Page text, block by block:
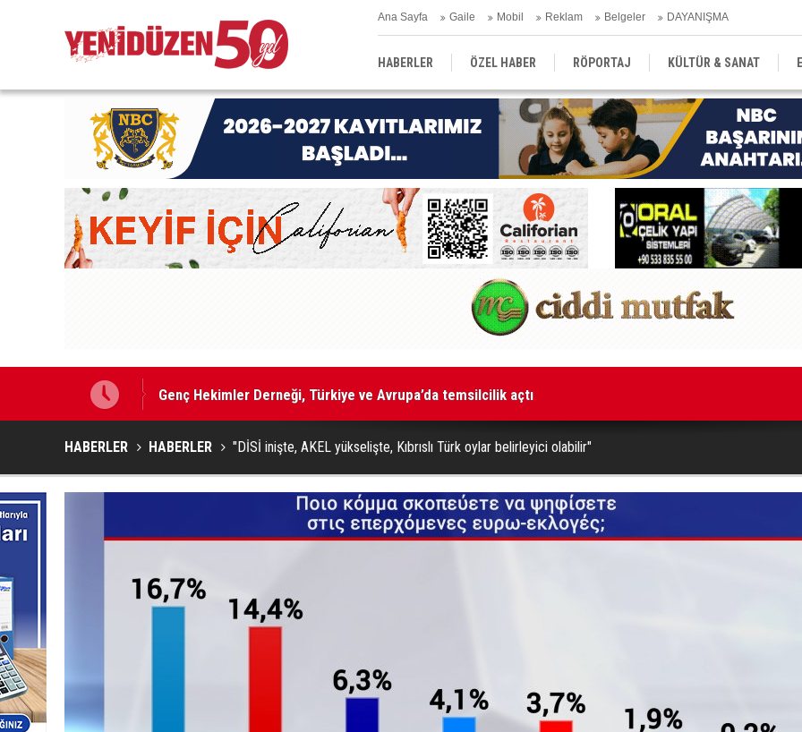
Ana Sayfa Gaile Mobil Reklam Belgeler DAYANIŞMA
HABERLER ÖZEL HABER RÖPORTAJ KÜLTÜR & SANAT
EĞİTİM YEREL YÖNETİM DERGİLER SEKTÖR
Genç Hekimler Derneği, Türkiye ve Avrupa’da temsilcilik açtı
HABERLER HABERLER "DİSİ inişte, AKEL yükselişte, Kıbrıslı Türk oylar belirleyici olabilir"